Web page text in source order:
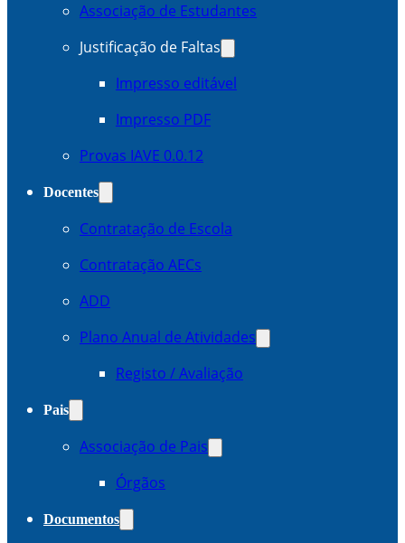
Associação de Estudantes
Justificação de Faltas
Impresso editável
Impresso PDF
Provas IAVE 0.0.12
Docentes
Contratação de Escola
Contratação AECs
ADD
Plano Anual de Atividades
Registo / Avaliação
Pais
Associação de Pais
Órgãos
Documentos